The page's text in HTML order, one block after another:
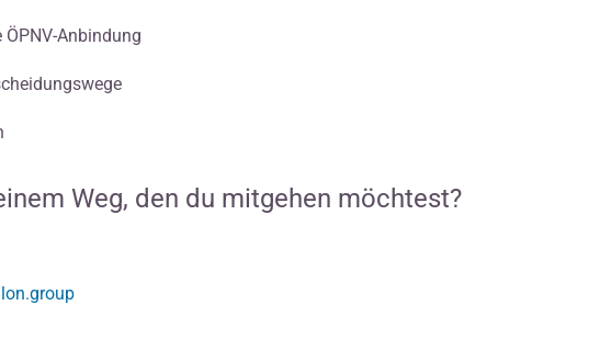
Anbindung
Weg, den du mitgehen möchtest?